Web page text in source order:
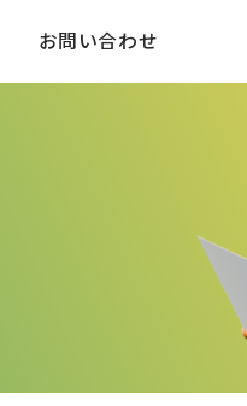
お問い合わせ